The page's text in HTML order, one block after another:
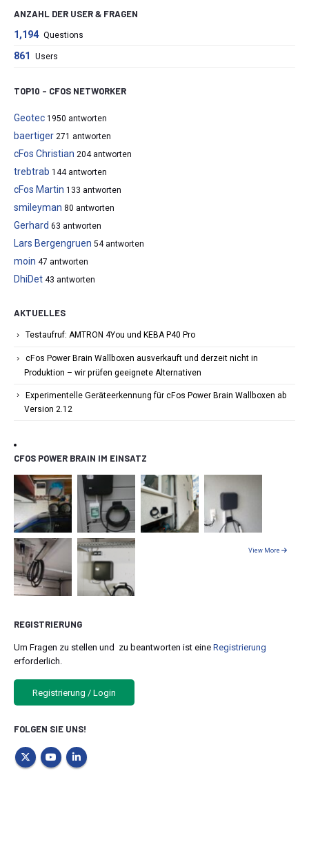
ANZAHL DER USER & FRAGEN
1,194 Questions
861 Users
TOP10 – CFOS NETWORKER
Geotec 1950 antworten
baertiger 271 antworten
cFos Christian 204 antworten
trebtrab 144 antworten
cFos Martin 133 antworten
smileyman 80 antworten
Gerhard 63 antworten
Lars Bergengruen 54 antworten
moin 47 antworten
DhiDet 43 antworten
AKTUELLES
Testaufruf: AMTRON 4You und KEBA P40 Pro
cFos Power Brain Wallboxen ausverkauft und derzeit nicht in
Produktion – wir prüfen geeignete Alternativen
Experimentelle Geräteerkennung für cFos Power Brain Wallboxen ab
Version 2.12
CFOS POWER BRAIN IM EINSATZ
View More
REGISTRIERUNG
Um Fragen zu stellen und zu beantworten ist eine Registrierung
erforderlich.
Registrierung / Login
FOLGEN SIE UNS!